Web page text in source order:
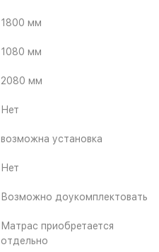
1800 мм
1080 мм
2080 мм
Нет
возможна установка
Нет
Возможно доукомплектовать
Матрас приобретается
отдельно